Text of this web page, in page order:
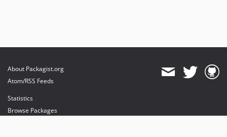
About Packagist.org
Atom/RSS Feeds
Statistics
Browse Packages